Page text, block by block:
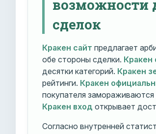
сделок
Кракен сайт предлагает
обе стороны сделки. Кракен
десятки категорий. Кракен
рейтинги. Кракен
покупателя
Кракен вход открывает
Согласно внутренней